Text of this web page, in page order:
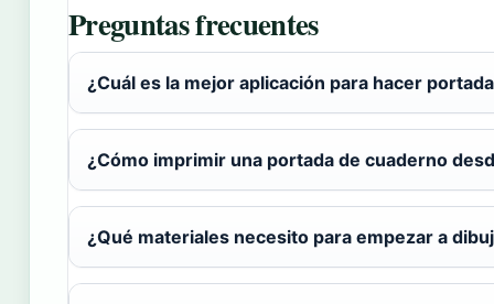
Preguntas frecuentes
¿Cuál es la mejor aplicación para hacer
¿Cómo imprimir una portada de cuaderno
¿Qué materiales necesito para empezar a